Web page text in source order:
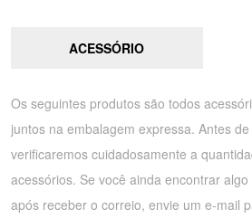
ACESSÓRIO
Os seguintes produtos são todos
juntos na embalagem expressa. Antes
verificaremos cuidadosamente a
acessórios. Se você ainda encontrar
após receber o correio, envie um e-mail